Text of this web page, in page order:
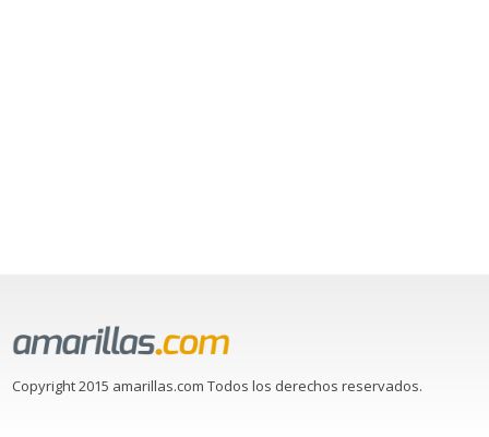
Copyright 2015 amarillas.com Todos los derechos reservados.